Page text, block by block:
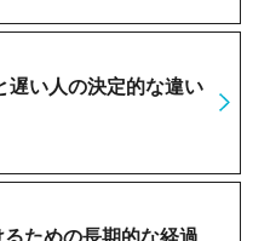
遅い人の決定的な違い
ための長期的な経過